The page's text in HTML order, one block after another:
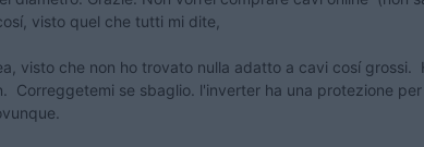
visto quel che tutti mi dite,
visto che non ho trovato nulla adatto a cavi cosí grossi.
se sbaglio. l'inverter ha una protezione